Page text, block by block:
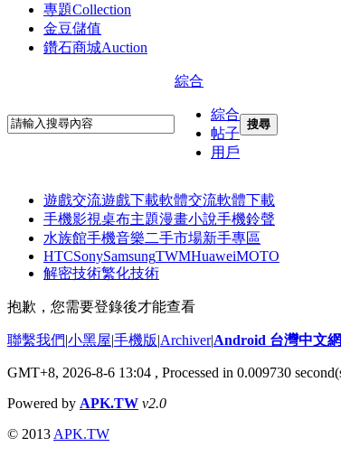
專題Collection
金豆儲值
鑽石商城Auction
綜合
綜合
帖子
用戶
搜尋
遊戲交流遊戲下載軟體交流軟體下載
手機影視桌布主題漫畫小說手機鈴聲
水族館手機音樂二手市場新手專區
HTCSonySamsungTWMHuaweiMOTO
解密技術繁化技術
抱歉，您需要登錄後才能查看
聯繫我們|小黑屋|手機版|Archiver|Android 台灣中文網
GMT+8, 2026-8-6 13:04 , Processed in 0.009730
Powered by APK.TW v2.0
© 2013 APK.TW